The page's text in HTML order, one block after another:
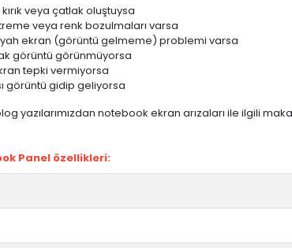
veya çatlak oluştuysa
veya renk bozulmaları varsa
ekran (görüntü gelmeme) problemi varsa
görüntü görünmüyorsa
tepki vermiyorsa
görüntü gidip geliyorsa
blog yazılarımızdan notebook ekran arızaları ile ilgili
Panel özellikleri: